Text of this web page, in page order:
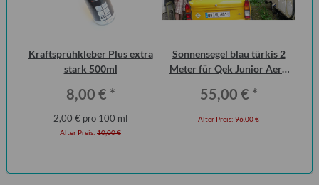
Kraftsprühkleber Plus extra
stark 500ml
8,00 € *
2,00 € pro 100 ml
Alter Preis: 10,00 €
Sonnensegel blau türkis 2
Meter für Qek Junior Aero
55,00 € *
Alter Preis: 96,00 €